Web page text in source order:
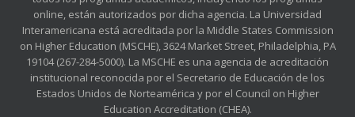
online, están autorizados por dicha agencia. La Universidad
Interamericana está acreditada por la Middle States Commission
on Higher Education (MSCHE), 3624 Market Street, Philadelphia, PA
19104 (267-284-5000). La MSCHE es una agencia de acreditación
institucional reconocida por el Secretario de Educación de los
Estados Unidos de Norteamérica y por el Council on Higher
Education Accreditation (CHEA).